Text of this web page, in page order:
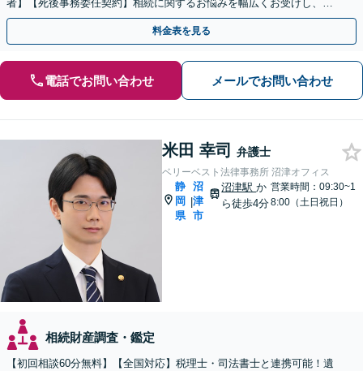
者】【死後事務委任契約】相続に関するお悩みを幅広くお受けし、納
得できる相続の実現を目指します
料金表を見る
電話でお問い合わせ メールでお問い合わせ
米田 幸司 弁護士
ベリーベスト法律事務所 沼津オフィス
静
岡
県
|
沼
津
市
沼津駅か
ら徒歩4分
営業時間：09:30~1
8:00（土日祝日）
相続財産調査・鑑定
【初回相談60分無料】【全国対応】税理士・司法書士と連携可能！遺